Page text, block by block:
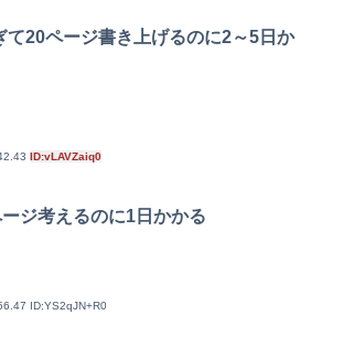
て20ページ書き上げるのに2～5日か
ID:vLAVZaiq0
ジ考えるのに1日かかる
ID:YS2qJN+R0